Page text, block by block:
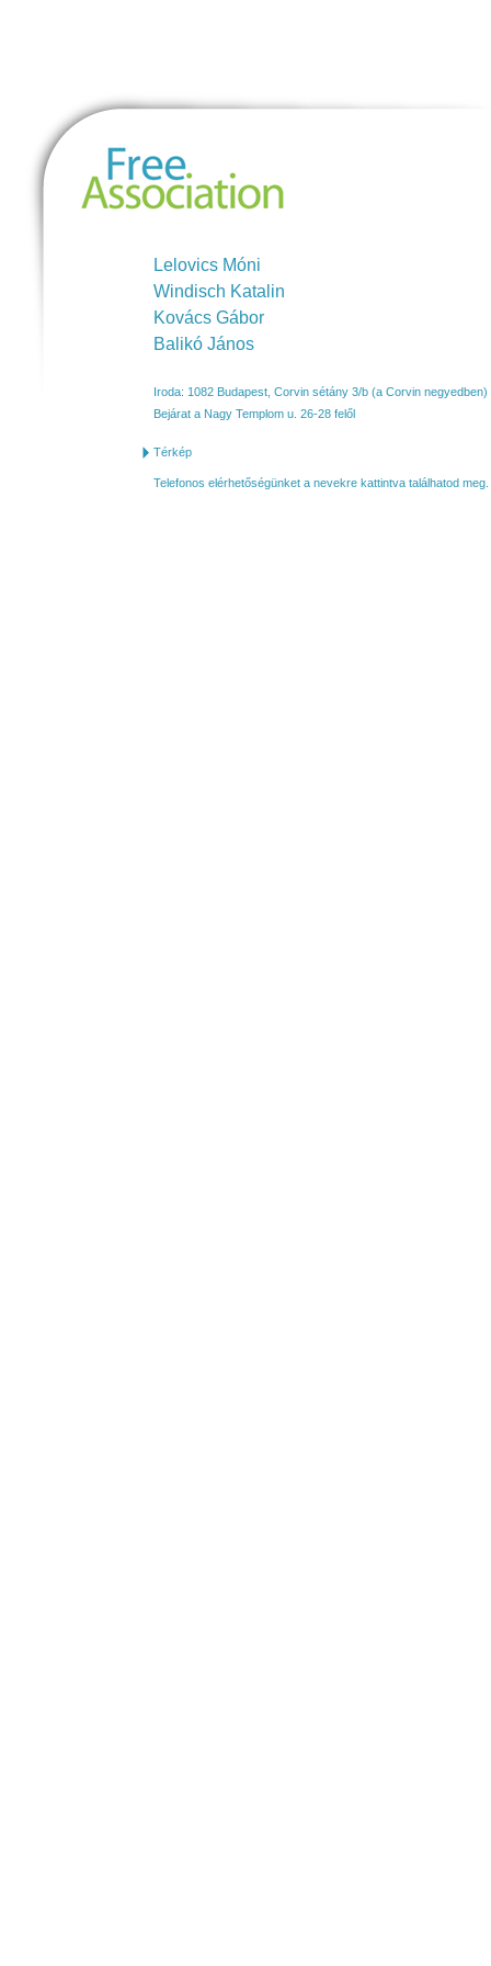
Research Kft.
Lelovics Móni
Windisch Katalin
Kovács Gábor
Balikó János
Iroda: 1082 Budapest, Corvin sétány 3/b (a Corvin negyedben)
Bejárat a Nagy Templom u. 26-28 felől
Térkép
Telefonos elérhetőségünket a nevekre kattintva találhatod meg.
https://maps.app.goo.gl/ow1839ztyCYkSckGA